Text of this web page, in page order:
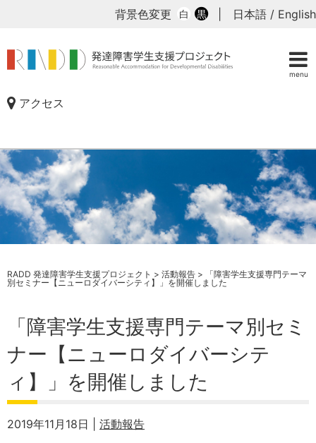
menu
背景色変更 白 黒 日本語 / English
アクセス
RADD 発達障害学生支援プロジェクト > 活動報告 >
「障害学生支援専門テーマ
別セミナー【ニューロダイバーシティ】」を開催しました
「障害学生支援専門テーマ別セミ
ナー【ニューロダイバーシテ
ィ】」を開催しました
2019年11月18日 | 活動報告